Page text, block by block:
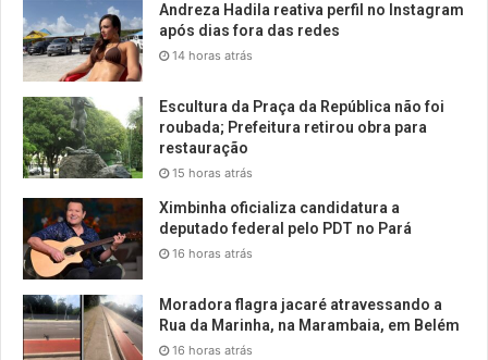
Andreza Hadila reativa perfil no Instagram
após dias fora das redes
14 horas atrás
Escultura da Praça da República não foi
roubada; Prefeitura retirou obra para
restauração
15 horas atrás
Ximbinha oficializa candidatura a
deputado federal pelo PDT no Pará
16 horas atrás
Moradora flagra jacaré atravessando a
Rua da Marinha, na Marambaia, em Belém
16 horas atrás